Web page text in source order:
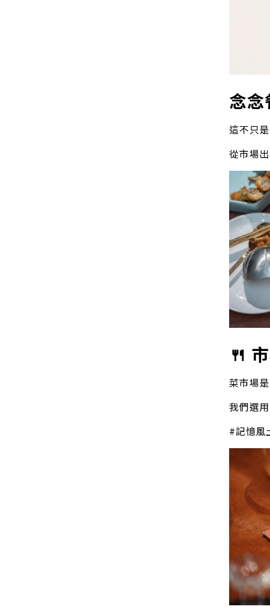
念
這不只
從市場
🍴
菜市場
我們選
#記憶風